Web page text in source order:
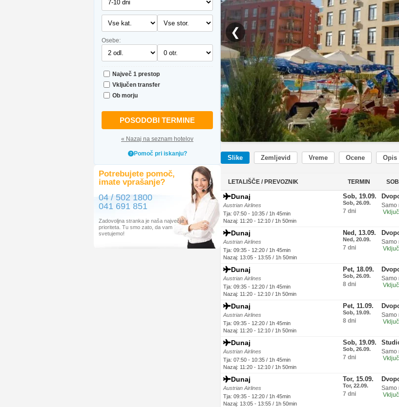
Osebe:
Največ 1 prestop
Vključen transfer
Ob morju
POSODOBI TERMINE
« Nazaj na seznam hotelov
Pomoč pri iskanju?
Potrebujete pomoč,
imate vprašanje?
04 / 502 1800
041 691 851
Zadovoljna stranka je naša največja
prioriteta. Tu smo zato, da vam
svetujemo!
❮
Slike Zemljevid Vreme Ocene Opis
LETALIŠČE / PREVOZNIK TERMIN
Dunaj
Austrian Airlines
Tja: 07:50 - 10:35 / 1h 45min
Nazaj: 11:20 - 12:10 / 1h 50min
Sob, 19.09.
Sob, 26.09.
7 dni
Samo
Dunaj
Austrian Airlines
Tja: 09:35 - 12:20 / 1h 45min
Nazaj: 13:05 - 13:55 / 1h 50min
Ned, 13.09.
Ned, 20.09.
7 dni
Samo
Dunaj
Austrian Airlines
Tja: 09:35 - 12:20 / 1h 45min
Nazaj: 11:20 - 12:10 / 1h 50min
Pet, 18.09.
Sob, 26.09.
8 dni
Samo
Dunaj
Austrian Airlines
Tja: 09:35 - 12:20 / 1h 45min
Nazaj: 11:20 - 12:10 / 1h 50min
Pet, 11.09.
Sob, 19.09.
8 dni
Samo
Dunaj
Austrian Airlines
Tja: 07:50 - 10:35 / 1h 45min
Nazaj: 11:20 - 12:10 / 1h 50min
Sob, 19.09.
Sob, 26.09.
7 dni
Samo
Dunaj
Austrian Airlines
Tja: 09:35 - 12:20 / 1h 45min
Nazaj: 13:05 - 13:55 / 1h 50min
Tor, 15.09.
Tor, 22.09.
7 dni
Samo